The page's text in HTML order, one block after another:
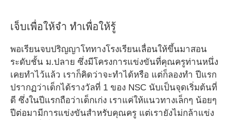
เจ็บเพื่อให้จำ ทำเพื่อให้รู้
พอเรียนจบปริญญาโททางโรงเรียนเลื่อนให้ขึ้นมาสอน
ระดับชั้น ม.ปลาย ซึ่งมีโครงการแข่งขันที่คุณครูท่านหนึ่ง
เคยทำไว้แล้ว เราก็คิดว่าจะทำได้หรือ แต่ก็ลองทำ ปีแรก
ปรากฏว่าเด็กได้รางวัลที่ 1 ของ NSC นับเป็นจุดเริ่มต้นที่
ดี ซึ่งในปีแรกถือว่าเด็กเก่ง เราแค่ให้แนวทางเล็กๆ น้อยๆ
ปีต่อมามีการแข่งขันสำหรับคุณครู แต่เรายังไม่กล้าแข่ง